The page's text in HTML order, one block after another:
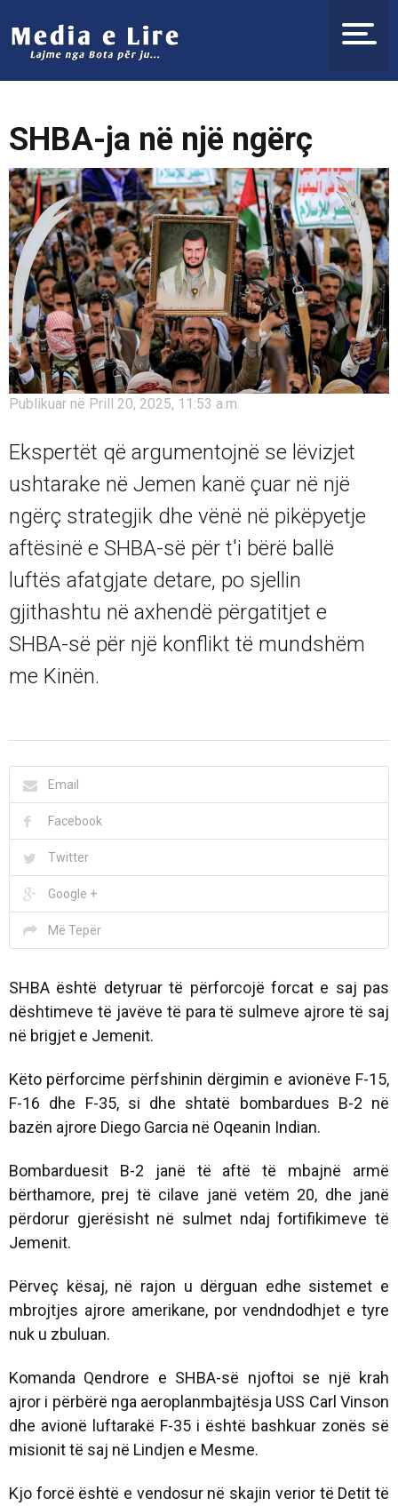
SHBA-ja në një ngërç
Publikuar në Prill 20, 2025, 11:53 a.m.
Ekspertët që argumentojnë se lëvizjet
ushtarake në Jemen kanë çuar në një
ngërç strategjik dhe vënë në pikëpyetje
aftësinë e SHBA-së për t'i bërë ballë
luftës afatgjate detare, po sjellin
gjithashtu në axhendë përgatitjet e
SHBA-së për një konflikt të mundshëm
me Kinën.
Email
Facebook
Twitter
Google +
Më Tepër
SHBA është detyruar të përforcojë forcat e saj pas
dështimeve të javëve të para të sulmeve ajrore të saj
në brigjet e Jemenit.
Këto përforcime përfshinin dërgimin e avionëve F-15,
F-16 dhe F-35, si dhe shtatë bombardues B-2 në
bazën ajrore Diego Garcia në Oqeanin Indian.
Bombarduesit B-2 janë të aftë të mbajnë armë
bërthamore, prej të cilave janë vetëm 20, dhe janë
përdorur gjerësisht në sulmet ndaj fortifikimeve të
Jemenit.
Përveç kësaj, në rajon u dërguan edhe sistemet e
mbrojtjes ajrore amerikane, por vendndodhjet e tyre
nuk u zbuluan.
Komanda Qendrore e SHBA-së njoftoi se një krah
ajror i përbërë nga aeroplanmbajtësja USS Carl Vinson
dhe avionë luftarakë F-35 i është bashkuar zonës së
misionit të saj në Lindjen e Mesme.
Kjo forcë është e vendosur në skajin verior të Detit të